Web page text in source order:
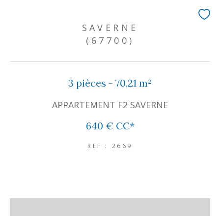
SAVERNE
(67700)
3 pièces - 70,21 m²
APPARTEMENT F2 SAVERNE
640 € CC*
REF : 2669